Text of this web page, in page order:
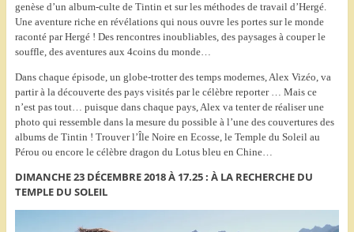
genèse d’un album-culte de Tintin et sur les méthodes de travail d’Hergé.
Une aventure riche en révélations qui nous ouvre les portes sur le monde
raconté par Hergé ! Des rencontres inoubliables, des paysages à couper le
souffle, des aventures aux 4coins du monde…
Dans chaque épisode, un globe-trotter des temps modernes, Alex Vizéo, va
partir à la découverte des pays visités par le célèbre reporter … Mais ce
n’est pas tout… puisque dans chaque pays, Alex va tenter de réaliser une
photo qui ressemble dans la mesure du possible à l’une des couvertures des
albums de Tintin ! Trouver l’Île Noire en Ecosse, le Temple du Soleil au
Pérou ou encore le célèbre dragon du Lotus bleu en Chine…
DIMANCHE 23 DÉCEMBRE 2018 À 17.25 : À LA RECHERCHE DU
TEMPLE DU SOLEIL